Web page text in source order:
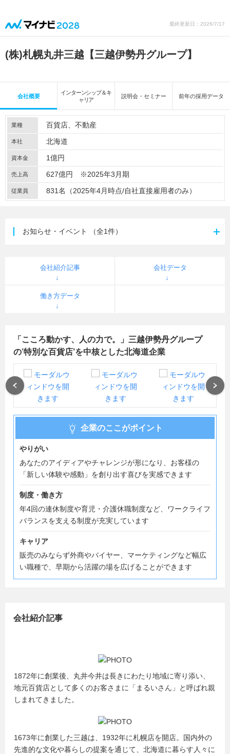
最終更新日：2026/7/17
(株)札幌丸井三越【三越伊勢丹グループ】
会社概要
インターンシップ＆キ
ャリア
説明会・セミナー 前年の採用データ
業種 百貨店 不動産
本社 北海道
資本金 1億円
売上高 627億円 ※2025年3月期
従業員 831名（2025年4月時点/自社直接雇用者のみ）
お知らせ・イベント （全1件）
会社紹介記事 会社データ
働き方データ
「こころ動かす、人の力で。」三越伊勢丹グループ
の’特別な百貨店’を中核とした北海道企業
企業のここがポイント
やりがい
あなたのアイディアやチャレンジが形になり、お客様の
「新しい体験や感動」を創り出す喜びを実感できます
制度・働き方
年4回の連休制度や育児・介護休職制度など、ワークライフ
バランスを支える制度が充実しています
キャリア
販売のみならず外商やバイヤー、マーケティングなど幅広
い職種で、早期から活躍の場を広げることができます
会社紹介記事
1872年に創業後、丸井今井は長きにわたり地域に寄り添い、
地元百貨店として多くのお客さまに「まるいさん」と呼ばれ親
しまれてきました。
1673年に創業した三越は、1932年に札幌店を開店。国内外の
先進的な文化や暮らしの提案を通じて、北海道に暮らす人々に